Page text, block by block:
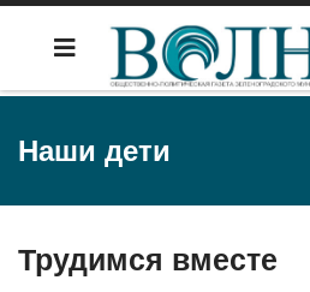
Наши дети
Трудимся вместе